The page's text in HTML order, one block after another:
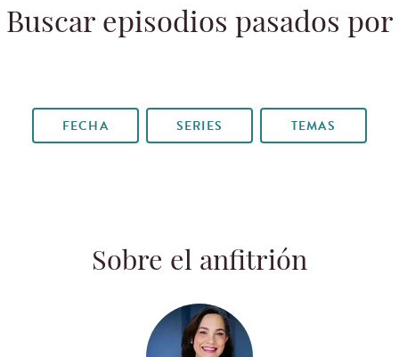
Buscar episodios pasados por
FECHA SERIES TEMAS
Sobre el anfitrión